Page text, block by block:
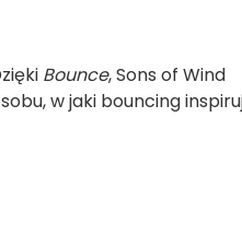
Bounce, Sons of Wind
w jaki bouncing